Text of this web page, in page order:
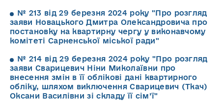
№ 213 від 29 березня 2024 року "Про розгляд
заяви Новацького Дмитра Олександровича про
постановку на квартирну чергу у виконавчому
комітеті Сарненської міської ради"
№ 214 від 29 березня 2024 року "Про розгляд
заяви Сварицевич Ніни Миколаївни про
внесення змін в її облікові дані квартирного
обліку, шляхом виключення Сварицевич (Ткач)
Оксани Василівни зі складу її сім’ї"